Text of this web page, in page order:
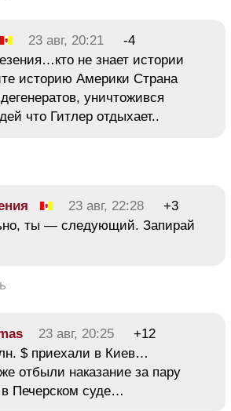
23 авг, 20:21
-4
не знает истории
историю Америки Страна
уничтожився
что Гитлер отдыхает..
23 авг, 22:28
+3
ты — следующий. Запирай
23 авг, 20:25
+12
$ приехали в Киев…
отбыли наказание за пару
в Печерском суде…